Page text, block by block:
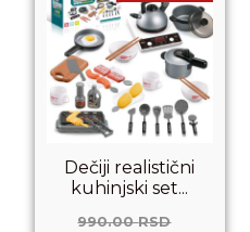
Dečiji realistični
kuhinjski set...
990.00RSD